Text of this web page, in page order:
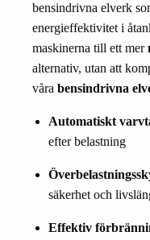
bensindrivna elverk
energieffektivitet i
maskinerna till ett mer
alternativ, utan att
våra bensindrivna
Automatiskt
efter belastning
säkerhet och
Effektiv